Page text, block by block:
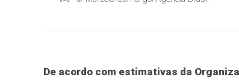
De acordo com estimativas da